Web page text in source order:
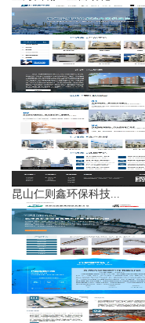
昆山仁则鑫环保科技...